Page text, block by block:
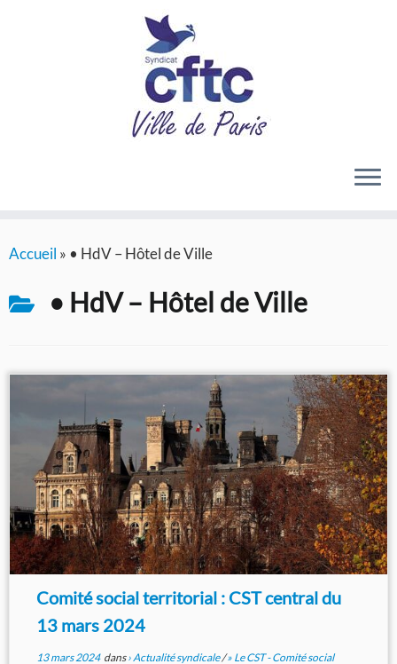
auAccueil » • HdV – Hôtel de Ville
• HdV – Hôtel de Ville
Comité social territorial : CST central du
13 mars 2024
13 mars 2024dans› Actualité syndicale/» Le CST - Comité social